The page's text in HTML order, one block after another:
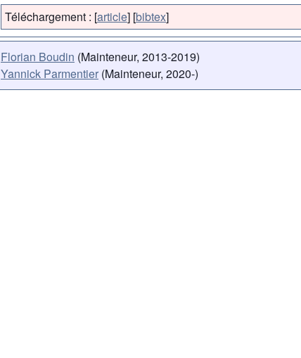
Téléchargement : [article] [bibtex]
Florian Boudin (Mainteneur, 2013-2019)
Yannick Parmentier (Mainteneur, 2020-)